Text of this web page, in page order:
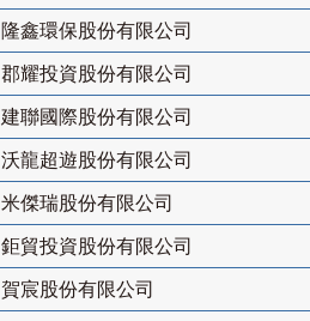
隆鑫環保股份有限公司
郡耀投資股份有限公司
建聯國際股份有限公司
沃龍超遊股份有限公司
米傑瑞股份有限公司
鉅貿投資股份有限公司
賀宸股份有限公司